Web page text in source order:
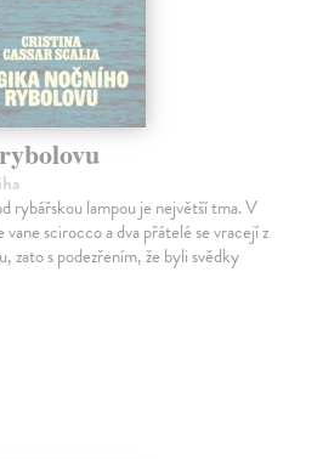
rybářskou lampou je největší tma. V
scirocco a dva přátelé se vracejí z
zato s podezřením, že byli svědky